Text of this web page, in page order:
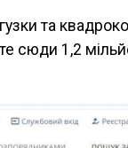
та
сюди 1,2